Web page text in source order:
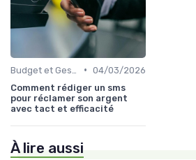
• 04/03/2026
Comment rédiger un sms
pour réclamer son argent
avec tact et efficacité
À lire aussi